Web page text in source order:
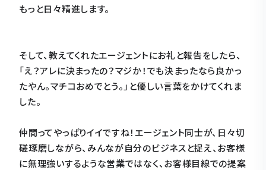
もっと日々精進します。
そして、教えてくれたエージェントにお礼と報告をしたら、
「え？アレに決まったの？マジか！でも決まったなら良かっ
たやん。マチコおめでとう。」と優しい言葉をかけてくれま
した。
仲間ってやっぱりイイですね！エージェント同士が、日々切
磋琢磨しながら、みんなが自分のビジネスと捉え、お客様
に無理強いするような営業ではなく、お客様目線での提案